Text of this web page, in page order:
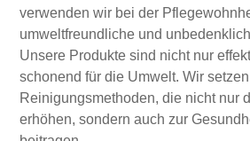
verwenden wir bei der
umweltfreundliche und
Unsere Produkte sind nicht nur
schonend für die Umwelt. Wir
Reinigungsmethoden, die nicht nur
erhöhen, sondern auch zur